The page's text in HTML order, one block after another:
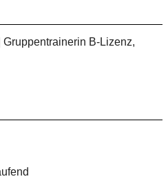
Gruppentrainerin B-Lizenz,